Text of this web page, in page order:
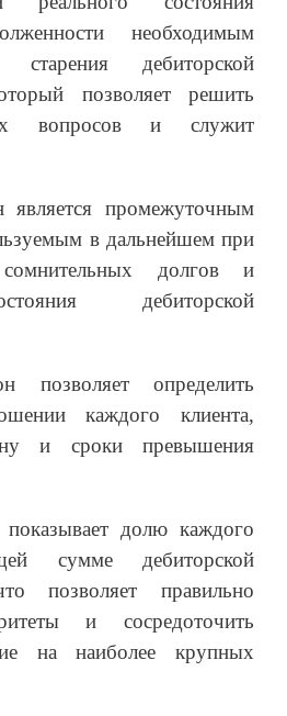
необходимым
старения дебиторской
позволяет решить
вопросов и служит
является промежуточным
в дальнейшем при
долгов и
дебиторской
позволяет определить
каждого клиента,
и сроки превышения
долю каждого
сумме дебиторской
позволяет правильно
и сосредоточить
на наиболее крупных